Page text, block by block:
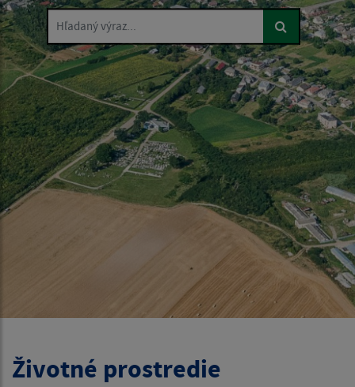
Hľadaný výraz...
Životné prostredie